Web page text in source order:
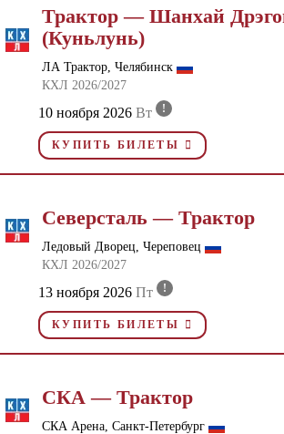
Трактор — Шанхай
(Куньлунь)
ЛА Трактор, Челябинск
КХЛ 2026/2027
10 ноября 2026 Вт !
КУПИТЬ БИЛЕТЫ
Северсталь — Трактор
Ледовый Дворец, Череповец
КХЛ 2026/2027
13 ноября 2026 Пт !
КУПИТЬ БИЛЕТЫ
СКА — Трактор
СКА Арена, Санкт-Петербург